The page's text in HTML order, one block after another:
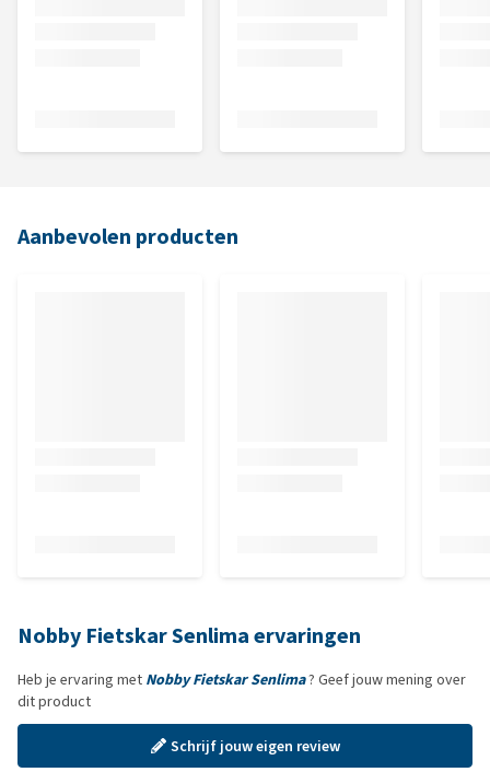
Aanbevolen producten
Nobby Fietskar Senlima ervaringen
Heb je ervaring met Nobby Fietskar Senlima? Geef jouw mening over
dit product
Schrijf jouw eigen review